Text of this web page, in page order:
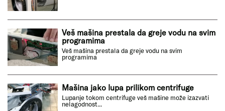
Veš mašina prestala da greje vodu na svim
programima
Veš mašina prestala da greje vodu na svim
programima
Mašina jako lupa prilikom centrifuge
Lupanje tokom centrifuge veš mašine može izazvati
nelagodnost...